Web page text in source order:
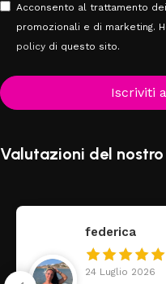
Acconsento al trattamento
promozionali e di marketing.
policy di questo sito.
Iscriviti
Valutazioni del
federica
24 Luglio 2026